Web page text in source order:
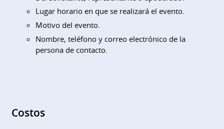
Lugar horario en que se realizará el evento.
Motivo del evento.
Nombre, teléfono y correo electrónico de la
persona de contacto.
Costos